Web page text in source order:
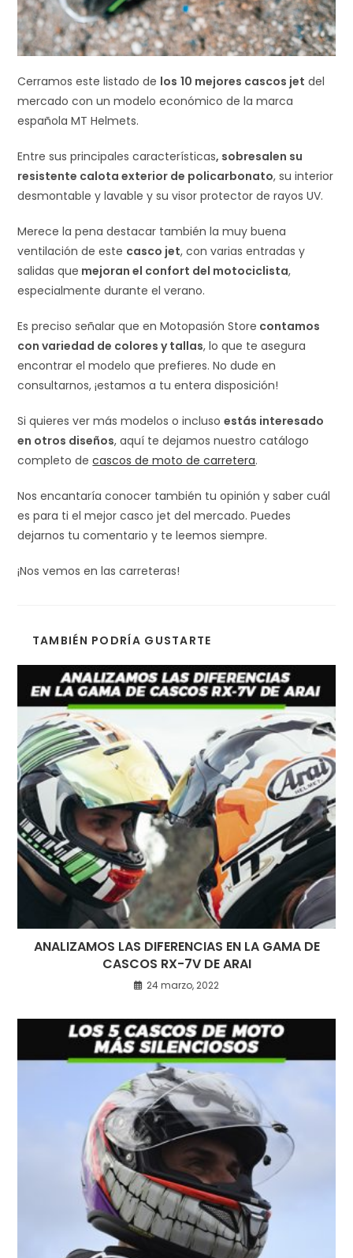
Cerramos este listado de los 10 mejores cascos jet del
mercado con un modelo económico de la marca
española MT Helmets.
Entre sus principales características, sobresalen su
resistente calota exterior de policarbonato, su interior
desmontable y lavable y su visor protector de rayos UV.
Merece la pena destacar también la muy buena
ventilación de este casco jet, con varias entradas y
salidas que mejoran el confort del motociclista,
especialmente durante el verano.
Es preciso señalar que en Motopasión Store contamos
con variedad de colores y tallas, lo que te asegura
encontrar el modelo que prefieres. No dude en
consultarnos, ¡estamos a tu entera disposición!
Si quieres ver más modelos o inclusoestás interesado
en otros diseños, aquí te dejamos nuestro catálogo
completo decascos de moto de carretera.
Nos encantaría conocer también tu opinión y saber cuál
es para ti el mejor casco jet del mercado. Puedes
dejarnos tu comentario y te leemos siempre.
¡Nos vemos en las carreteras!
TAMBIÉN PODRÍA GUSTARTE
ANALIZAMOS LAS DIFERENCIAS EN LA GAMA DE
CASCOS RX-7V DE ARAI
24 marzo, 2022